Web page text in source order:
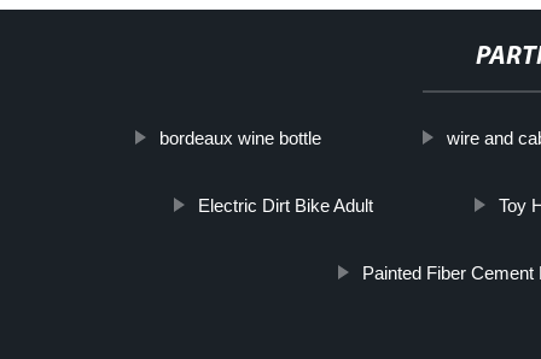
bordeaux wine bottle wire and
Electric Dirt Bike Adult Toy
Painted Fiber Cement